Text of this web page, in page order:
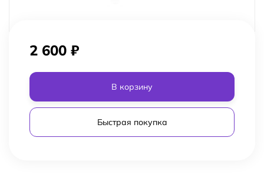
2 600 ₽
В корзину
Быстрая покупка